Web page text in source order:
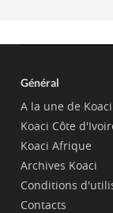
Général
A la une de Koaci
Koaci Côte
Koaci Afrique
Archives Koaci
Conditions
Contacts